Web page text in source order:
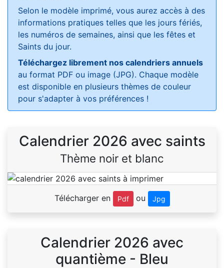
Selon le modèle imprimé, vous aurez accès à des
informations pratiques telles que les jours fériés,
les numéros de semaines, ainsi que les fêtes et
Saints du jour.
Téléchargez librement nos calendriers annuels
au format PDF ou image (JPG). Chaque modèle
est disponible en plusieurs thèmes de couleur
pour s'adapter à vos préférences !
Calendrier 2026 avec saints
Thème noir et blanc
Télécharger en Pdf ou Jpg
Calendrier 2026 avec
quantième - Bleu